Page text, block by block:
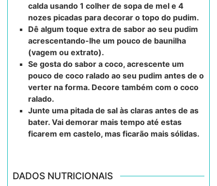
calda usando 1 colher de sopa de mel e 4
nozes picadas para decorar o topo do pudim.
Dê algum toque extra de sabor ao seu pudim
acrescentando-lhe um pouco de baunilha
(vagem ou extrato).
Se gosta do sabor a coco, acrescente um
pouco de coco ralado ao seu pudim antes de o
verter na forma. Decore também com o coco
ralado.
Junte uma pitada de sal às claras antes de as
bater. Vai demorar mais tempo até estas
ficarem em castelo, mas ficarão mais sólidas.
DADOS NUTRICIONAIS